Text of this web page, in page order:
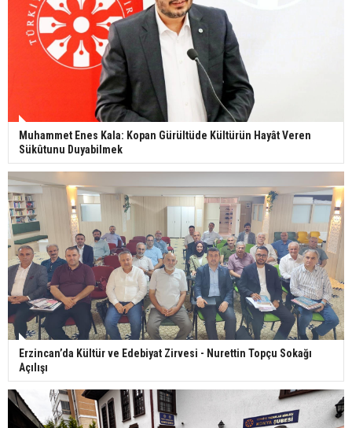
Muhammet Enes Kala: Kopan Gürültüde Kültürün Hayât Veren
Sükûtunu Duyabilmek
Erzincan’da Kültür ve Edebiyat Zirvesi - Nurettin Topçu Sokağı
Açılışı